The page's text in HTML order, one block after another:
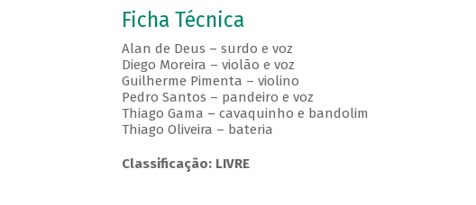
Ficha Técnica
Alan de Deus – surdo e voz
Diego Moreira – violão e voz
Guilherme Pimenta – violino
Pedro Santos – pandeiro e voz
Thiago Gama – cavaquinho e bandolim
Thiago Oliveira – bateria
Classificação: LIVRE